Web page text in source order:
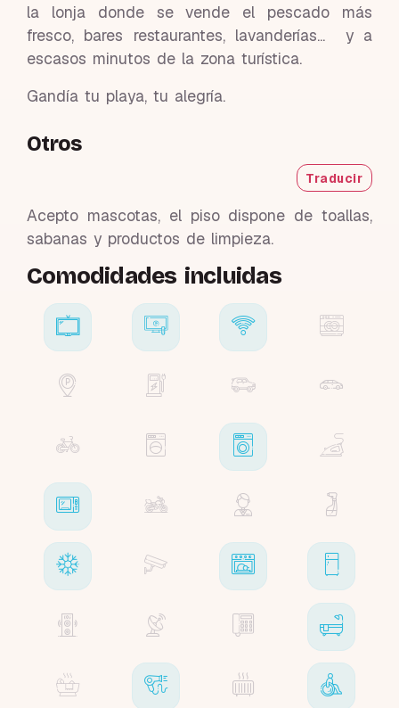
la lonja donde se vende el pescado más
fresco, bares restaurantes, lavanderías... y a
escasos minutos de la zona turística.
Gandía tu playa, tu alegría.
Otros
Traducir
Acepto mascotas, el piso dispone de toallas,
sabanas y productos de limpieza.
Comodidades incluidas